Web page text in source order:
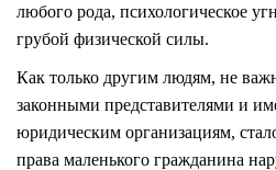
любого рода, психологическое
грубой физической силы.
Как только другим людям, не
законными представителями и
юридическим организациям,
права маленького гражданина